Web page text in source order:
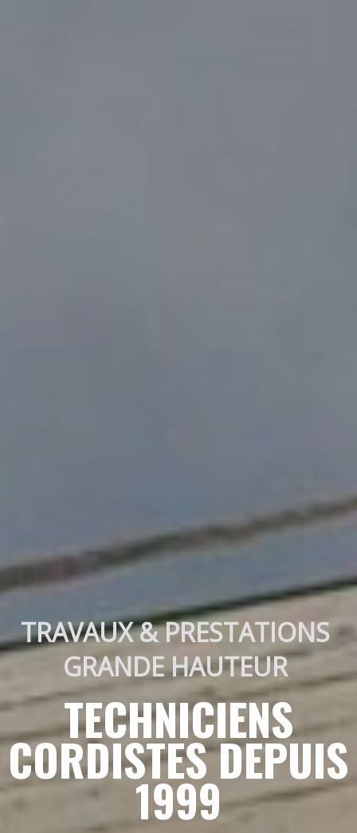
TRAVAUX & PRESTATIONS
GRANDE HAUTEUR
TECHNICIENS
CORDISTES DEPUIS
1999